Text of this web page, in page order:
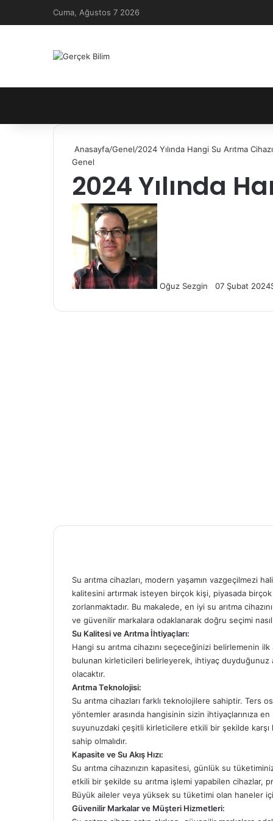
Cuma, Ağustos 7 2026
Anasayfa/Genel/2024 Yılında Hangi Su Arıtma
Genel
2024 Yılında
Oğuz Sezgin 07 Şubat 2024
Su arıtma cihazları, modern yaşamın vazgeçilmezi
kalitesini artırmak isteyen birçok kişi, piyasada
zorlanmaktadır. Bu makalede, en iyi su arıtma
ve güvenilir markalara odaklanarak doğru seçimi
Su Kalitesi ve Arıtma İhtiyaçları:
Hangi su arıtma cihazını seçeceğinizi belirlemenin
bulunan kirleticileri belirleyerek, ihtiyaç duyduğunuz
olacaktır.
Arıtma Teknolojisi:
Su arıtma cihazları farklı teknolojilere sahiptir.
yöntemler arasında hangisinin sizin ihtiyaçlarınıza
suyunuzdaki çeşitli kirleticilere etkili bir şekilde
sahip olmalıdır.
Kapasite ve Su Akış Hızı:
Su arıtma cihazınızın kapasitesi, günlük su
etkili bir şekilde su arıtma işlemi yapabilen cihazlar,
Büyük aileler veya yüksek su tüketimi olan haneler
Güvenilir Markalar ve Müşteri Hizmetleri: